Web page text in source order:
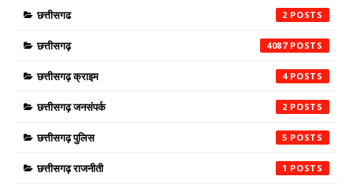
छत्तीसगढ 2
छत्तीसगढ़ 4087
छत्तीसगढ़ क्राइम 4
छत्तीसगढ़ जनसंपर्क 2
छत्तीसगढ़ पुलिस 5
छत्तीसगढ़ राजनीती 1